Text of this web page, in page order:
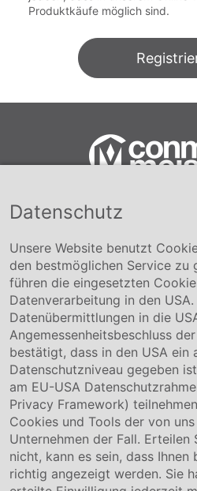
Produktkäufe möglich sind.
Conmetall
+49 5141-
Unternehmen
Über uns
Compliance
Hinweisgebersystem
Karriere
Service & Kontakt
Kontakt
Downloads
Garantiebedingungen
Datenschutz
Unsere Website benutzt
den bestmöglichen Service zu
führen die eingesetzten
Datenverarbeitung in den USA.
Datenübermittlungen in die
Angemessenheitsbeschluss
bestätigt, dass in den USA ein
Datenschutzniveau gegeben
am EU-USA
Privacy Framework)
Cookies und Tools der von
Unternehmen der Fall. Erteilen
nicht, kann es sein, dass
richtig angezeigt werden. Sie